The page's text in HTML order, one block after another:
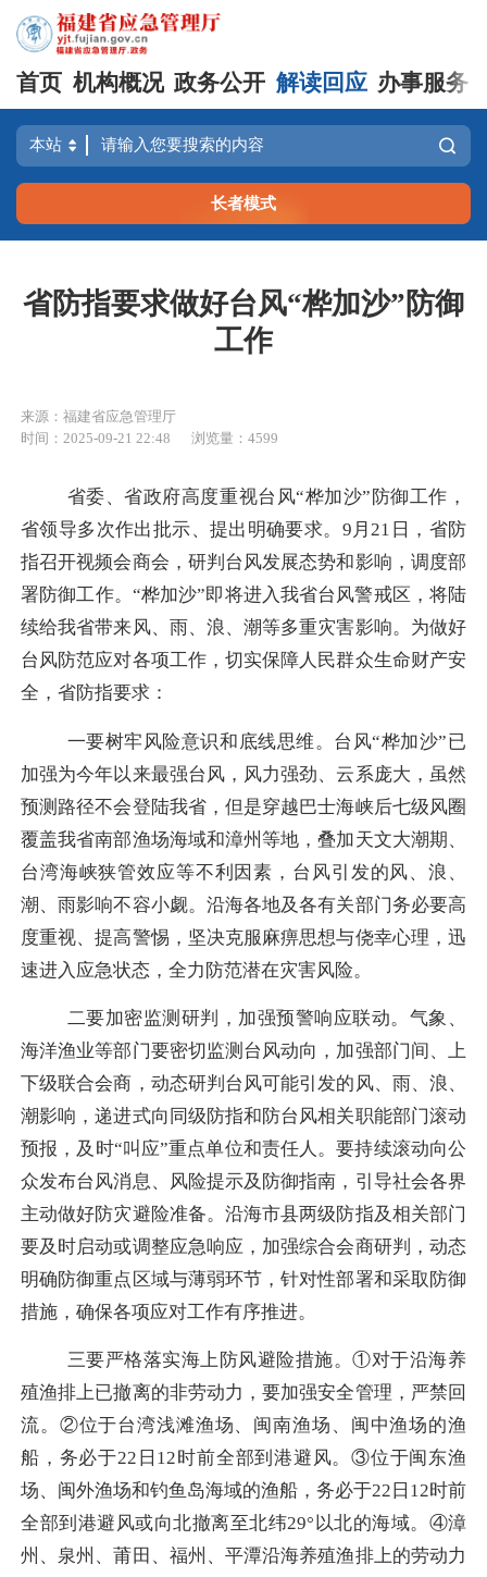
首页 机构概况 政务公开 解读回应 办事服务
长者模式
省防指要求做好台风“桦加沙”防御
工作
来源：福建省应急管理厅
时间：2025-09-21 22:48
浏览量：4599
省委、省政府高度重视台风“桦加沙”防御工作，
省领导多次作出批示、提出明确要求。9月21日，省防
指召开视频会商会，研判台风发展态势和影响，调度部
署防御工作。“桦加沙”即将进入我省台风警戒区，将陆
续给我省带来风、雨、浪、潮等多重灾害影响。为做好
台风防范应对各项工作，切实保障人民群众生命财产安
全，省防指要求：
一要树牢风险意识和底线思维。 台风“桦加沙”已
加强为今年以来最强台风，风力强劲、云系庞大，虽然
预测路径不会登陆我省，但是穿越巴士海峡后七级风圈
覆盖我省南部渔场海域和漳州等地，叠加天文大潮期、
台湾海峡狭管效应等不利因素，台风引发的风、浪、
潮、雨影响不容小觑。沿海各地及各有关部门务必要高
度重视、提高警惕，坚决克服麻痹思想与侥幸心理，迅
速进入应急状态，全力防范潜在灾害风险。
二要加密监测研判，加强预警响应联动。 气象、
海洋渔业等部门要密切监测台风动向，加强部门间、上
下级联合会商，动态研判台风可能引发的风、雨、浪、
潮影响，递进式向同级防指和防台风相关职能部门滚动
预报，及时“叫应”重点单位和责任人。要持续滚动向公
众发布台风消息、风险提示及防御指南，引导社会各界
主动做好防灾避险准备。沿海市县两级防指及相关部门
要及时启动或调整应急响应，加强综合会商研判，动态
明确防御重点区域与薄弱环节，针对性部署和采取防御
措施，确保各项应对工作有序推进。
三要严格落实海上防风避险措施。①对于沿海养
殖渔排上已撤离的非劳动力，要加强安全管理，严禁回
流。②位于台湾浅滩渔场、闽南渔场、闽中渔场的渔
船，务必于22日12时前全部到港避风。③位于闽东渔
场、闽外渔场和钓鱼岛海域的渔船，务必于22日12时前
全部到港避风或向北撤离至北纬29°以北的海域。④漳
州、泉州、莆田、福州、平潭沿海养殖渔排上的劳动力